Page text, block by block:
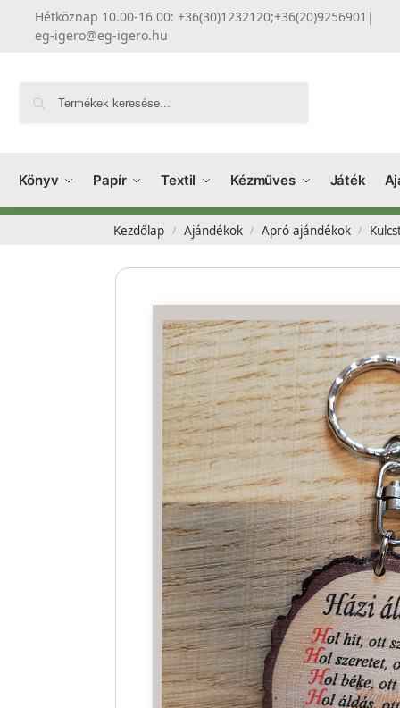
Hétköznap 10.00-16.00: +36(30)1232120;+36(20)9256901 |
eg-igero@eg-igero.hu
Könyv Papír Textil Kézműves Játék
Kezdőlap / Ajándékok / Apró ajándékok /